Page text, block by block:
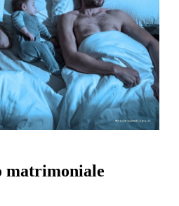
matrimoniale